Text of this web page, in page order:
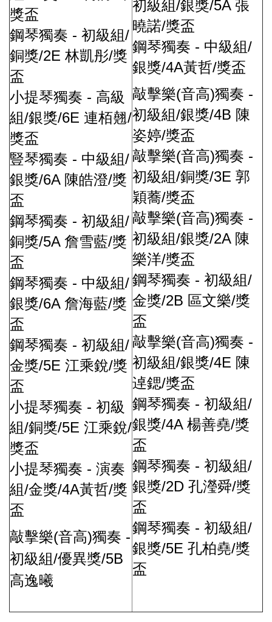
獎盃
鋼琴獨奏 - 初級組/
銅獎/2E 林凱彤/獎
盃
小提琴獨奏 - 高級
組/銀獎/6E 連栢翹/
獎盃
豎琴獨奏 - 中級組/
銀獎/6A 陳皓澄/獎
盃
鋼琴獨奏 - 初級組/
銅獎/5A 詹雪藍/獎
盃
鋼琴獨奏 - 中級組/
銀獎/6A 詹海藍/獎
盃
鋼琴獨奏 - 初級組/
金獎/5E 江乘銳/獎
盃
小提琴獨奏 - 初級
組/銅獎/5E 江乘銳/
獎盃
小提琴獨奏 - 演奏
組/金獎/4A黃哲/獎
盃
敲擊樂(音高)獨奏 -
初級組/優異獎/5B
高逸曦
初級組/銀獎/5A 張
曉諾/獎盃
鋼琴獨奏 - 中級組/
銀獎/4A黃哲/獎盃
敲擊樂(音高)獨奏 -
初級組/銀獎/4B 陳
姿婷/獎盃
敲擊樂(音高)獨奏 -
初級組/銅獎/3E 郭
穎蕎/獎盃
敲擊樂(音高)獨奏 -
初級組/銀獎/2A 陳
樂洋/獎盃
鋼琴獨奏 - 初級組/
金獎/2B 區文樂/獎
盃
敲擊樂(音高)獨奏 -
初級組/銀獎/4E 陳
逴鍶/獎盃
鋼琴獨奏 - 初級組/
銀獎/4A 楊善堯/獎
盃
鋼琴獨奏 - 初級組/
銀獎/2D 孔瀅舜/獎
盃
鋼琴獨奏 - 初級組/
銀獎/5E 孔柏堯/獎
盃